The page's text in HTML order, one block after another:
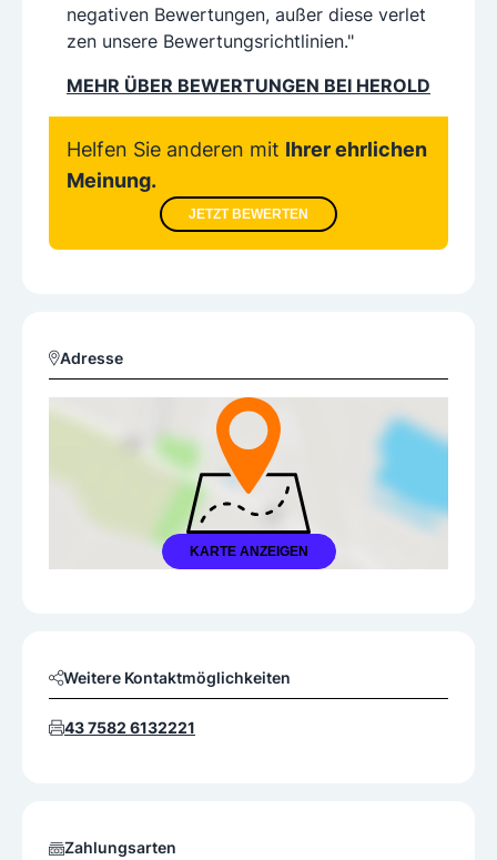
negativen Bewertungen, außer diese verlet
zen unsere Bewertungsrichtlinien."
MEHR ÜBER BEWERTUNGEN BEI HEROLD
Helfen Sie anderen mit Ihrer ehrlichen
Meinung.
JETZT BEWERTEN
Adresse
KARTE ANZEIGEN
Weitere Kontaktmöglichkeiten
43 7582 6132221
Zahlungsarten